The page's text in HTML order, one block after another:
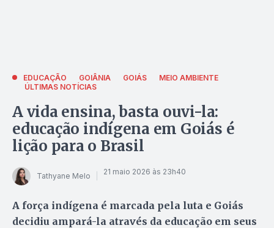
EDUCAÇÃO GOIÂNIA GOIÁS
MEIO AMBIENTE
ÚLTIMAS NOTÍCIAS
A vida ensina, basta ouvi-la:
educação indígena em Goiás é
lição para o Brasil
Tathyane Melo 21 maio 2026 às 23h40
A força indígena é marcada pela luta e Goiás
decidiu ampará-la através da educação em seus